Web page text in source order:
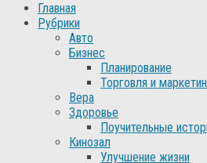
Главная
Рубрики
Авто
Бизнес
Планирование
Торговля и
Вера
Здоровье
Поучительные
Кинозал
Улучшение жизни